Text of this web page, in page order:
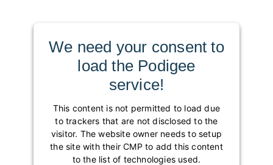
We need your consent to
load the Podigee
service!
This content is not permitted to load due
to trackers that are not disclosed to the
visitor. The website owner needs to setup
the site with their CMP to add this content
to the list of technologies used.